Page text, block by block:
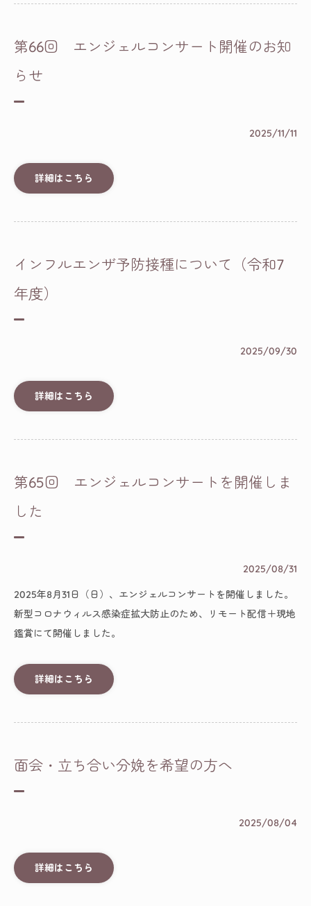
第66回 エンジェルコンサート開催のお知
らせ
2025/11/11
詳細はこちら
インフルエンザ予防接種について（令和7
年度）
2025/09/30
詳細はこちら
第65回 エンジェルコンサートを開催しま
した
2025/08/31
2025年8月31日（日）、エンジェルコンサートを開催しました。
新型コロナウィルス感染症拡大防止のため、リモート配信＋現地
鑑賞にて開催しました。
詳細はこちら
面会・立ち合い分娩を希望の方へ
2025/08/04
詳細はこちら